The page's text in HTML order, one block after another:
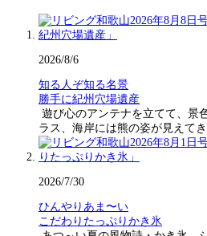
2026/8/6
知る人ぞ知る名景
勝手に紀州穴場遺産
遊び心のアンテナを立てて、景
ラス、海岸には熊の姿が見えて
2026/7/30
ひんやりあま〜い
こだわりたっぷりかき氷